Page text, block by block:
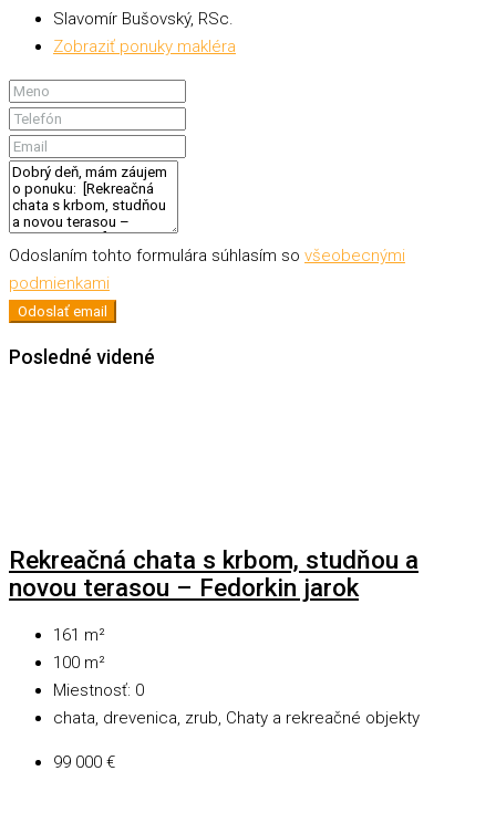
Slavomír Bušovský, RSc.
Zobraziť ponuky makléra
Odoslaním tohto formulára súhlasím so všeobecnými
podmienkami
Odoslať email
Posledné videné
Rekreačná chata s krbom, studňou a
novou terasou – Fedorkin jarok
161 m²
100 m²
Miestnosť: 0
chata, drevenica, zrub, Chaty a rekreačné objekty
99 000 €